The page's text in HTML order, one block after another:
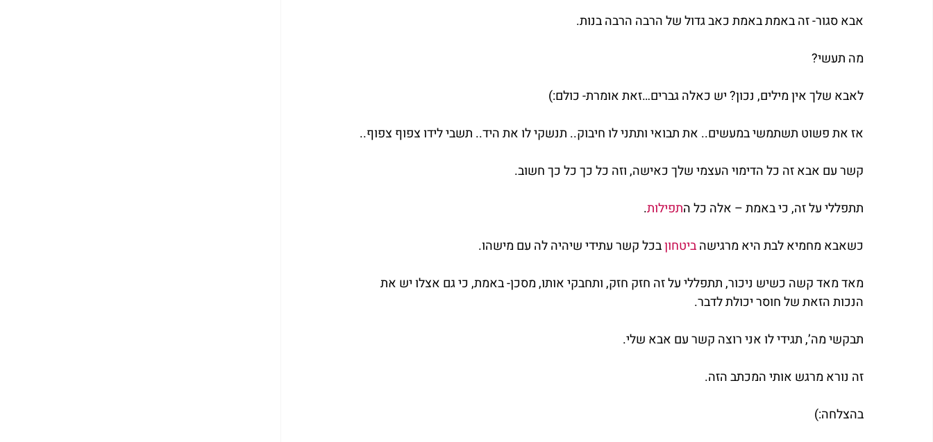
אבא סגור- זה באמת באמת כאב גדול של הרבה הרבה בנות.
מה תעשי?
לאבא שלך אין מילים, נכון? יש כאלה גברים…זאת אומרת- כולם:)
אז את פשוט תשתמשי במעשים.. את תבואי ותתני לו חיבוק.. תנשקי לו את היד.. תשבי לידו צפוף צפוף..
קשר עם אבא זה כל הדימוי העצמי שלך כאישה, וזה כל כך כל כך חשוב.
תתפללי על זה, כי באמת – אלה כל התפילות.
כשאבא מחמיא לבת היא מרגישה ביטחון בכל קשר עתידי שיהיה לה עם מישהו.
מאד מאד קשה כשיש ניכור, תתפללי על זה חזק חזק, ותחבקי אותו, מסכן- באמת, כי גם אצלו יש את
הנכות הזאת של חוסר יכולת לדבר.
תבקשי מה’, תגידי לו אני רוצה קשר עם אבא שלי.
זה נורא מרגש אותי המכתב הזה.
בהצלחה:)